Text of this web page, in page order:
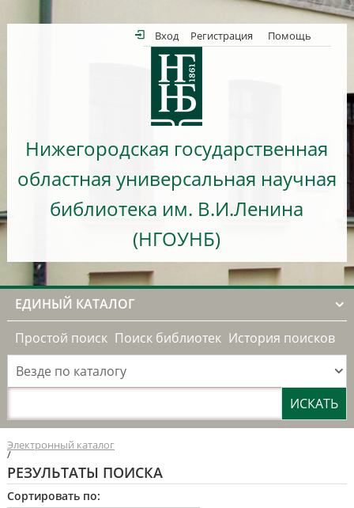
Вход Регистрация Помощь
Нижегородская государственная
областная универсальная научная
библиотека им. В.И.Ленина
(НГОУНБ)
ЕДИНЫЙ КАТАЛОГ
Простой поиск Поиск библиотек История поисков
Везде по каталогу
Электронный каталог
/
РЕЗУЛЬТАТЫ ПОИСКА
Сортировать по: